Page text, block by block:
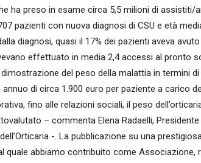
ha preso in esame circa 5,5 milioni di assistiti/
pazienti con nuova diagnosi di CSU e età
diagnosi, quasi il 17% dei pazienti aveva
effettuato in media 2,4 accessi al pronto
del peso della malattia in termini
di circa 1.900 euro per paziente a carico
fino alle relazioni sociali, il peso
– commenta Elena Radaelli, Presidente
-. La pubblicazione su una
quale abbiamo contribuito come Associazione,